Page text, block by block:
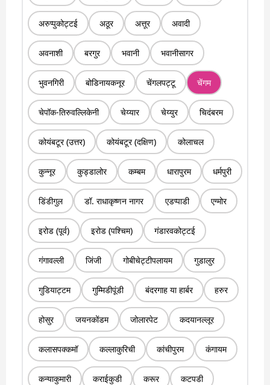
अरुप्पुकोट्टई अठूर अत्तूर अवादी
अवनाशी बरगुर भवानी भवानीसागर
भुवनगिरी बोडिनायकनूर चेंगलपट्टू चेंगम
चेपॉक-तिरुवल्लिकेनी चेय्यार चेय्युर चिदंबरम
कोयंबटूर (उत्तर) कोयंबटूर (दक्षिण) कोलाचल
कुन्नूर कुड्डालोर कम्बम धारापुरम धर्मपुरी
डिंडीगुल डॉ. राधाकृष्णन नागर एडप्पाडी एग्मोर
इरोड (पूर्व) इरोड (पश्चिम) गंडारवकोट्टई
गंगावल्ली जिंजी गोबीचेट्टीपलायम गुडालुर
गुडियाट्टम गुम्मिडीपूंडी बंदरगाह या हार्बर हरुर
होसुर जयनकोंडम जोलारपेट कदयानल्लूर
कलासपक्कमॉ कल्लाकुरिची कांचीपुरम कंगायम
कन्याकुमारी कराईकुडी करूर कटपडी